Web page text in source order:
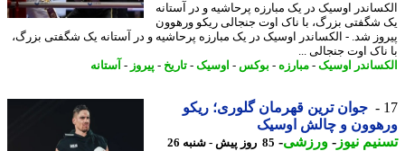
اوسیک در یک مبارزه پرحاشیه و در آستانه
بزرگ، با ناک اوت جنجالی ریکو ورهوون
شد. - الکساندر اوسیک در یک مبارزه پرحاشیه و در آستانه یک شگفتی بزرگ،
اوت جنجالی ...
اوسیک-مبارزه- بوکس-اوسیک-تاریخ- پیروز- آستانه
جوان ترین قهرمان گلوری؛ ریکو
و چالش اوسیک
نیوز-ورزشی-
85 روز پیش - شنبه 26